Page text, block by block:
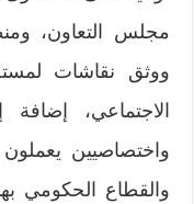
مجلس التعاون،
ووثق نقاشات
الاجتماعي،
واختصاصيين يعملون
والقطاع الحكومي